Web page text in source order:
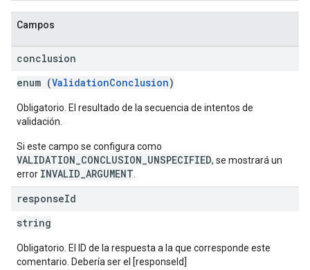
Campos
conclusion
enum (ValidationConclusion)
Obligatorio. El resultado de la secuencia de intentos de
validación.
Si este campo se configura como
VALIDATION_CONCLUSION_UNSPECIFIED, se mostrará un
error INVALID_ARGUMENT
responseId
string
Obligatorio. El ID de la respuesta a la que corresponde este
comentario. Debería ser el [responseId]